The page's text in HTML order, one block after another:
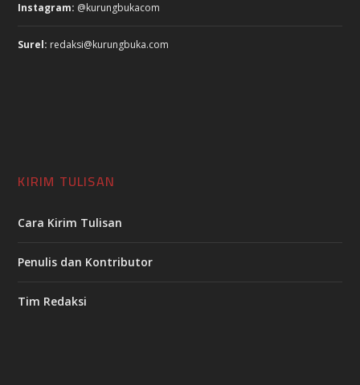
Instagram: @kurungbukacom
Surel: redaksi@kurungbuka.com
KIRIM TULISAN
Cara Kirim Tulisan
Penulis dan Kontributor
Tim Redaksi